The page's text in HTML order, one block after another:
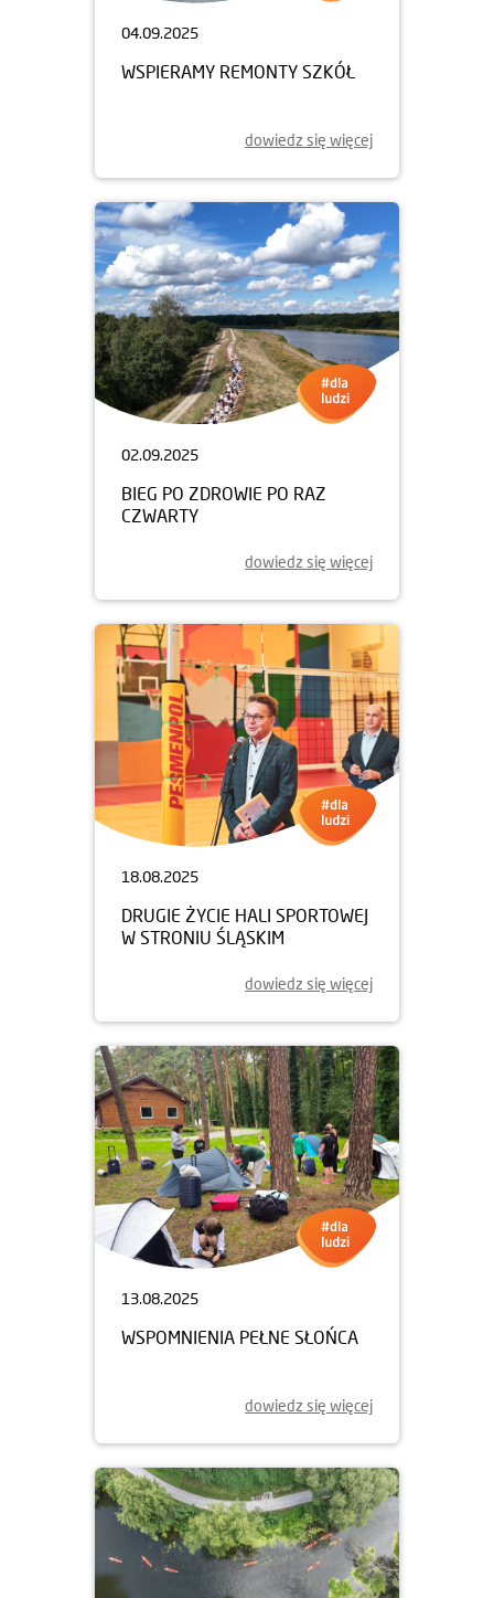
04.09.2025
WSPIERAMY REMONTY SZKÓŁ
dowiedz się więcej
02.09.2025
BIEG PO ZDROWIE PO RAZ
CZWARTY
dowiedz się więcej
18.08.2025
DRUGIE ŻYCIE HALI SPORTOWEJ
W STRONIU ŚLĄSKIM
dowiedz się więcej
13.08.2025
WSPOMNIENIA PEŁNE SŁOŃCA
dowiedz się więcej